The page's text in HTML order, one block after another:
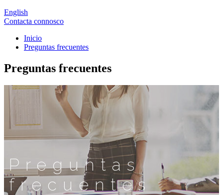
English
Contacta connosco
Inicio
Preguntas frecuentes
Preguntas frecuentes
Preguntas
frecuentes